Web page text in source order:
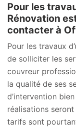
Pour les
Rénovation
contacter à
Pour les travaux
de solliciter les
couvreur
la qualité de ses
d’intervention
réalisations
tarifs sont